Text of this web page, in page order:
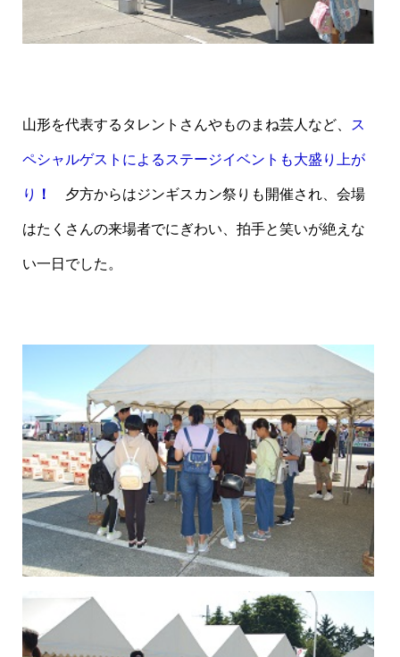
山形を代表するタレントさんやものまね芸人など、 ス
ペシャルゲストによるステージイベントも大盛り上が
り ！
夕方からはジンギスカン祭りも開催され、会場
はたくさんの来場者でにぎわい、拍手と笑いが絶えな
い一日でした。